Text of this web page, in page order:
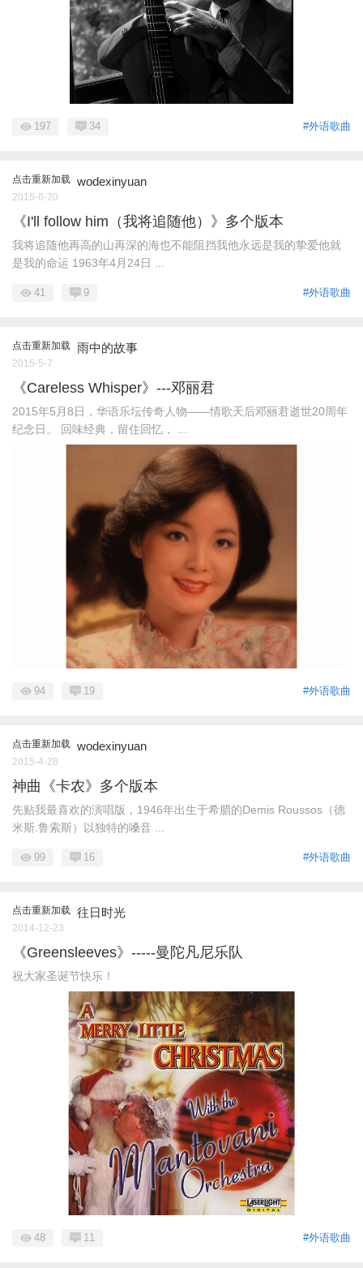
#外语歌曲
197 34
点击重新加载 wodexinyuan
2015-6-20
《I'll follow him（我将追随他）》多个版本
我将追随他再高的山再深的海也不能阻挡我他永远是我的挚爱他就
是我的命运 1963年4月24日 ...
#外语歌曲
41 9
点击重新加载 雨中的故事
2015-5-7
《Careless Whisper》---邓丽君
2015年5月8日，华语乐坛传奇人物——情歌天后邓丽君逝世20周年
纪念日。 回味经典，留住回忆， ...
#外语歌曲
94 19
点击重新加载 wodexinyuan
2015-4-28
神曲《卡农》多个版本
先贴我最喜欢的演唱版，1946年出生于希腊的Demis Roussos（德
米斯.鲁索斯）以独特的嗓音 ...
#外语歌曲
99 16
点击重新加载 往日时光
2014-12-23
《Greensleeves》-----曼陀凡尼乐队
祝大家圣诞节快乐！
#外语歌曲
48 11